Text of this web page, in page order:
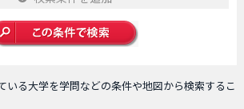
いる大学を学問などの条件や地図から検索するこ